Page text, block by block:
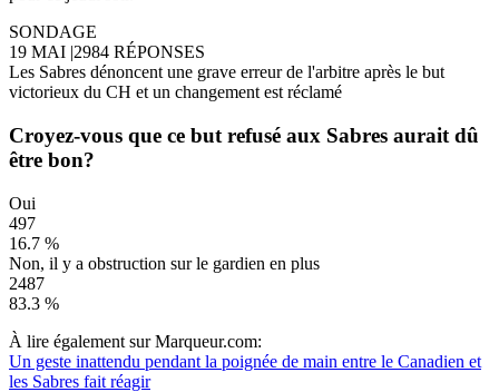
SONDAGE
19 MAI |2984 RÉPONSES
Les Sabres dénoncent une grave erreur de l'arbitre après le but
victorieux du CH et un changement est réclamé
Croyez-vous que ce but refusé aux Sabres aurait dû
être bon?
Oui
497
16.7 %
Non, il y a obstruction sur le gardien en plus
2487
83.3 %
À lire également sur Marqueur.com:
Un geste inattendu pendant la poignée de main entre le Canadien et
les Sabres fait réagir